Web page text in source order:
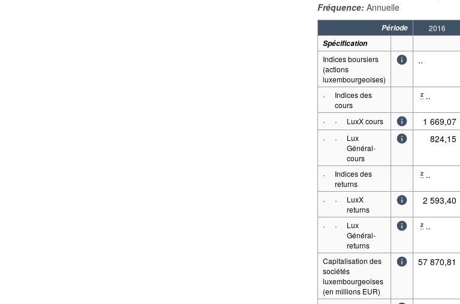
Fréquence: Annuelle
Période 2016
Spécification
Indices boursiers
(actions
luxembourgeoises)
..
·
Indices des
cours
z ..
· · LuxX cours 1 669,07
· ·
Lux
Général-
cours
824,15
·
Indices des
returns
z ..
· ·
LuxX
returns
2 593,40
· ·
Lux
Général-
returns
z ..
Capitalisation des
sociétés
luxembourgeoises
(en millions EUR)
57 870,81